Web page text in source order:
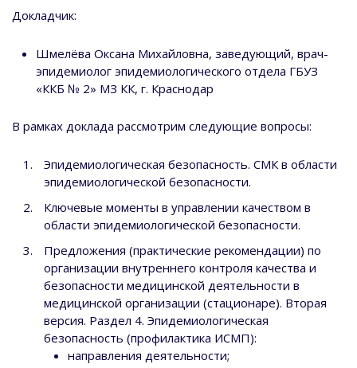
Докладчик:
Шмелёва Оксана Михайловна, заведующий, врач-
эпидемиолог эпидемиологического отдела ГБУЗ
«ККБ № 2» МЗ КК, г. Краснодар
В рамках доклада рассмотрим следующие вопросы:
Эпидемиологическая безопасность. СМК в области
эпидемиологической безопасности.
Ключевые моменты в управлении качеством в
области эпидемиологической безопасности.
Предложения (практические рекомендации) по
организации внутреннего контроля качества и
безопасности медицинской деятельности в
медицинской организации (стационаре). Вторая
версия. Раздел 4. Эпидемиологическая
безопасность (профилактика ИСМП):
направления деятельности;